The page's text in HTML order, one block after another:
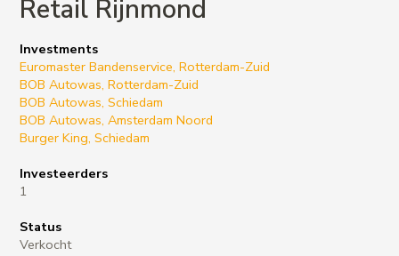
Retail Rijnmond
Investments
Euromaster Bandenservice, Rotterdam-Zuid
BOB Autowas, Rotterdam-Zuid
BOB Autowas, Schiedam
BOB Autowas, Amsterdam Noord
Burger King, Schiedam
Investeerders
1
Status
Verkocht